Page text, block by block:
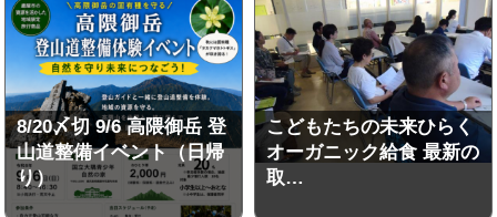
8/20〆切 9/6 高隈御岳 登
山道整備イベント（日帰
り）
こどもたちの未来ひらく
オーガニック給食 最新の
取…